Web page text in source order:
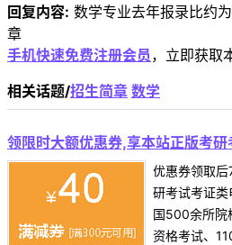
回复内容: 数学专业去年报录比约
章
手机快速免费注册会员 ，立即获取
相关话题/招生简章 数学
领限时大额优惠券,享本站正版考研
优惠券领取
研考试考证
国500余所院
资格考试、